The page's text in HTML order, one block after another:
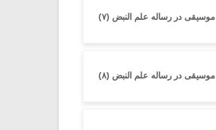
موسیقی در رساله علم النبض (۷)
موسیقی در رساله علم النبض (۸)